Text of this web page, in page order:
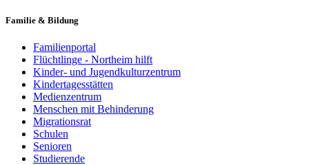
Familie & Bildung
Familienportal
Flüchtlinge - Northeim hilft
Kinder- und Jugendkulturzentrum
Kindertagesstätten
Medienzentrum
Menschen mit Behinderung
Migrationsrat
Schulen
Senioren
Studierende